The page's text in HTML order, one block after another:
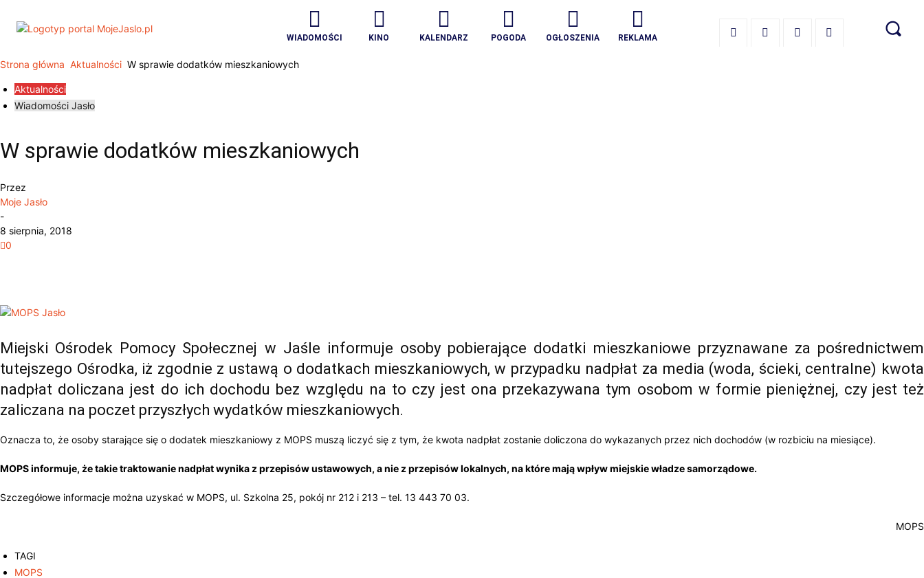
WIADOMOŚCI KINO KALENDARZ POGODA OGŁOSZENIA REKLAMA
Strona główna Aktualności W sprawie dodatków mieszkaniowych
Aktualności
Wiadomości Jasło
W sprawie dodatków mieszkaniowych
Przez
Moje Jasło
-
8 sierpnia, 2018
0
Miejski Ośrodek Pomocy Społecznej w Jaśle informuje osoby pobierające dodatki mieszkaniowe przyznawane za pośrednictwem
tutejszego Ośrodka, iż zgodnie z ustawą o dodatkach mieszkaniowych, w przypadku nadpłat za media (woda, ścieki, centralne) kwota
nadpłat doliczana jest do ich dochodu bez względu na to czy jest ona przekazywana tym osobom w formie pieniężnej, czy jest też
zaliczana na poczet przyszłych wydatków mieszkaniowych.
Oznacza to, że osoby starające się o dodatek mieszkaniowy z MOPS muszą liczyć się z tym, że kwota nadpłat zostanie doliczona do wykazanych przez nich dochodów (w rozbiciu na miesiące).
MOPS informuje, że takie traktowanie nadpłat wynika z przepisów ustawowych, a nie z przepisów lokalnych, na które mają wpływ miejskie władze samorządowe.
Szczegółowe informacje można uzyskać w MOPS, ul. Szkolna 25, pokój nr 212 i 213 – tel. 13 443 70 03.
MOPS
TAGI
MOPS